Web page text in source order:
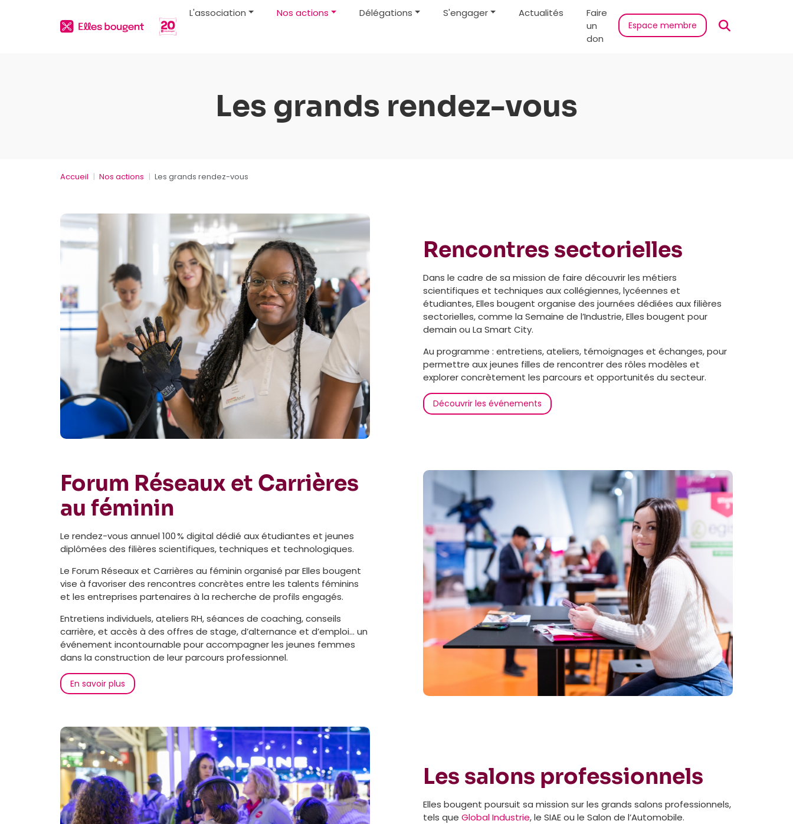
L'association Nos actions Délégations S'engager Actualités
Faire
un
don
Espace membre
Les grands rendez-vous
Accueil Nos actions Les grands rendez-vous
Rencontres sectorielles
Dans le cadre de sa mission de faire découvrir les métiers
scientifiques et techniques aux collégiennes, lycéennes et
étudiantes, Elles bougent organise des journées dédiées aux filières
sectorielles, comme la Semaine de l’Industrie, Elles bougent pour
demain ou La Smart City.
Au programme : entretiens, ateliers, témoignages et échanges, pour
permettre aux jeunes filles de rencontrer des rôles modèles et
explorer concrètement les parcours et opportunités du secteur.
Découvrir les événements
Forum Réseaux et Carrières
au féminin
Le rendez-vous annuel 100 % digital dédié aux étudiantes et jeunes
diplômées des filières scientifiques, techniques et technologiques.
Le Forum Réseaux et Carrières au féminin organisé par Elles bougent
vise à favoriser des rencontres concrètes entre les talents féminins
et les entreprises partenaires à la recherche de profils engagés.
Entretiens individuels, ateliers RH, séances de coaching, conseils
carrière, et accès à des offres de stage, d’alternance et d’emploi… un
événement incontournable pour accompagner les jeunes femmes
dans la construction de leur parcours professionnel.
En savoir plus
Les salons professionnels
Elles bougent poursuit sa mission sur les grands salons professionnels,
tels que Global Industrie, le SIAE ou le Salon de l’Automobile.